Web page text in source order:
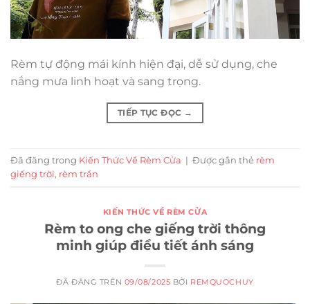
Rèm tự động mái kính hiện đại, dễ sử dụng, che
nắng mưa linh hoạt và sang trọng.
TIẾP TỤC ĐỌC →
Đã đăng trong Kiến Thức Về Rèm Cửa | Được gắn thẻ rèm
giếng trời, rèm trần
KIẾN THỨC VỀ RÈM CỬA
Rèm to ong che giếng trời thông
minh giúp điều tiết ánh sáng
ĐÃ ĐĂNG TRÊN 09/08/2025 BỞI REMQUOCHUY